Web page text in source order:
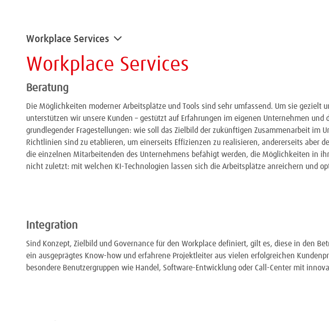
Workplace Services
Workplace Services
Beratung
Die Möglichkeiten moderner Arbeitsplätze und Tools sind sehr umfassend. Um sie gezielt
unterstützen wir unsere Kunden – gestützt auf Erfahrungen im eigenen Unternehmen und
grundlegender Fragestellungen: wie soll das Zielbild der zukünftigen Zusammenarbeit im
Richtlinien sind zu etablieren, um einerseits Effizienzen zu realisieren, andererseits aber
die einzelnen Mitarbeitenden des Unternehmens befähigt werden, die Möglichkeiten in
nicht zuletzt: mit welchen KI-Technologien lassen sich die Arbeitsplätze anreichern und
Integration
Sind Konzept, Zielbild und Governance für den Workplace definiert, gilt es, diese in den
ein ausgeprägtes Know-how und erfahrene Projektleiter aus vielen erfolgreichen
besondere Benutzergruppen wie Handel, Software-Entwicklung oder Call-Center mit